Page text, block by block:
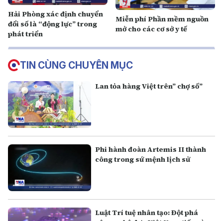
Hải Phòng xác định chuyển
đổi số là “động lực” trong
phát triển
Miễn phí Phần mềm nguồn
mở cho các cơ sở y tế
TIN CÙNG CHUYÊN MỤC
Lan tỏa hàng Việt trên” chợ số”
Phi hành đoàn Artemis II thành
công trong sứ mệnh lịch sử
Luật Trí tuệ nhân tạo: Đột phá